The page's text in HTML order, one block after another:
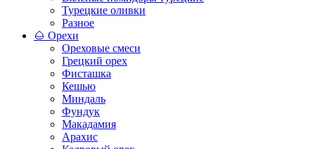
Турецкие оливки
Разное
🌰 Орехи
Ореховые смеси
Грецкий орех
Фисташка
Кешью
Миндаль
Фундук
Макадамия
Арахис